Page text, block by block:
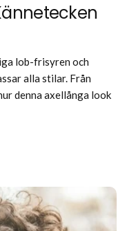
lob-frisyren och
alla stilar. Från
denna axellånga look